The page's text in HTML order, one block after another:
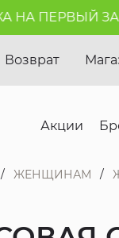
ПЕРВЫЙ ЗАКАЗ
Возврат
Акции
ЖЕНЩИНАМ